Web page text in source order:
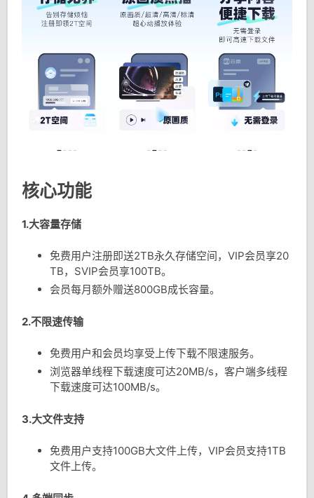
核心功能
1.大容量存储
免费用户注册即送2TB永久存储空间，VIP会员享20
TB，SVIP会员享100TB。
会员每月额外赠送800GB成长容量。
2.不限速传输
免费用户和会员均享受上传下载不限速服务。
浏览器单线程下载速度可达20MB/s，客户端多线程
下载速度可达100MB/s。
3.大文件支持
免费用户支持100GB大文件上传，VIP会员支持1TB
文件上传。